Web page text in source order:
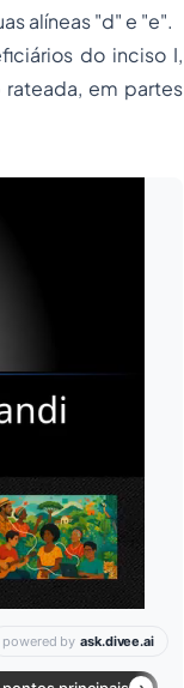
alíneas "d" e "e".
do inciso I,
em partes